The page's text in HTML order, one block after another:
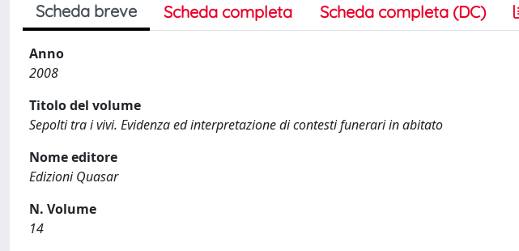
Scheda breve Scheda completa Scheda completa (DC)
Anno
2008
Titolo del volume
Sepolti tra i vivi. Evidenza ed interpretazione di contesti funerari in abitato
Nome editore
Edizioni Quasar
N. Volume
14